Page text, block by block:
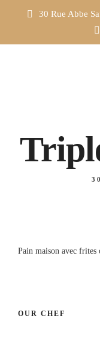
30 Rue Abbe
Pain maison avec frites
OUR CHEF